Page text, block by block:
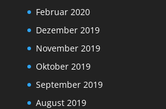
Februar 2020
Dezember 2019
November 2019
Oktober 2019
September 2019
August 2019